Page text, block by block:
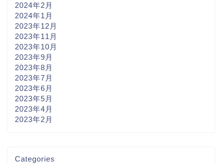
2024年2月
2024年1月
2023年12月
2023年11月
2023年10月
2023年9月
2023年8月
2023年7月
2023年6月
2023年5月
2023年4月
2023年2月
Categories